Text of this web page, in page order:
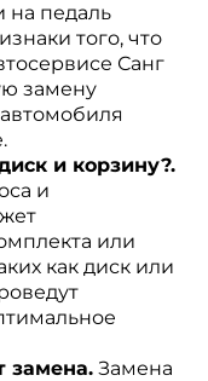
на педаль
того, что
Санг
замену
и корзину?.
и
или
как диск или
замена.Замена